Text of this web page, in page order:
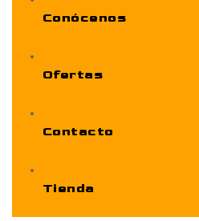
Conócenos
Ofertas
Contacto
Tienda